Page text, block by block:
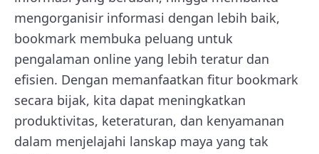
mengorganisir informasi dengan lebih baik,
bookmark membuka peluang untuk
pengalaman online yang lebih teratur dan
efisien. Dengan memanfaatkan fitur bookmark
secara bijak, kita dapat meningkatkan
produktivitas, keteraturan, dan kenyamanan
dalam menjelajahi lanskap maya yang tak